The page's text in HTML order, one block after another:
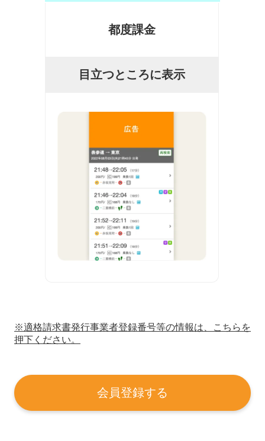
都度課金
目立つところに表示
※適格請求書発行事業者登録番号等の情報は、こちらを
押下ください。
会員登録する